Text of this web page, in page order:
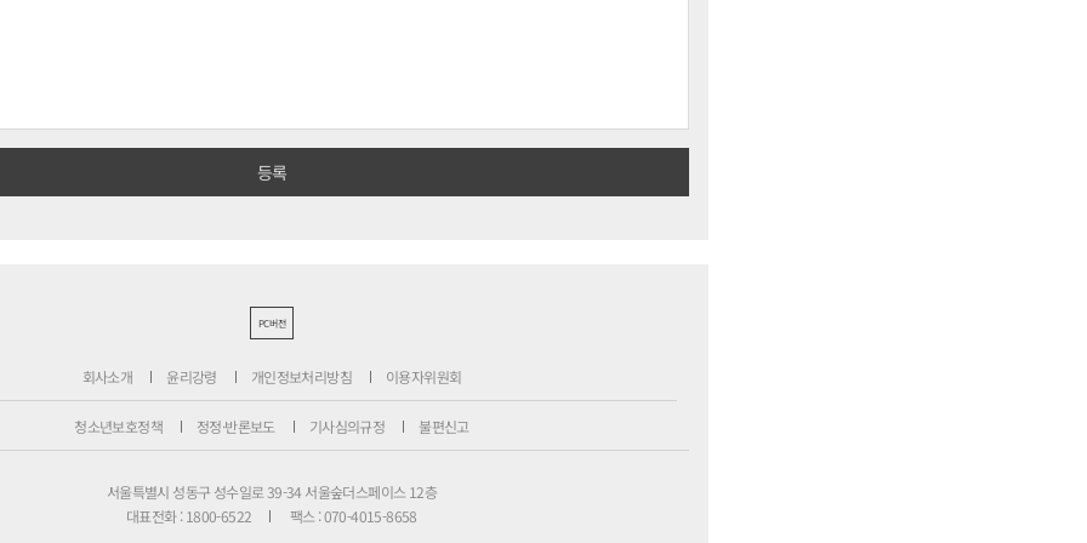
PC버전
회사소개 윤리강령 개인정보처리방침 이용자위원회
청소년보호정책 정정·반론보도 기사심의규정 불편신고
서울특별시 성동구 성수일로 39-34 서울숲더스페이스 12층
대표전화 : 1800-6522
팩스 : 070-4015-8658